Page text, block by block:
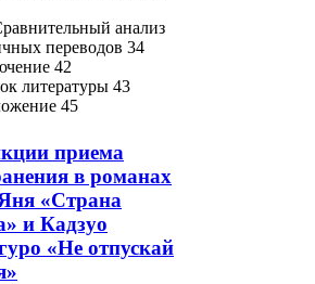
анализ
переводов 34
42
литературы 43
45
приема
в романах
«Страна
и Кадзуо
«Не отпускай